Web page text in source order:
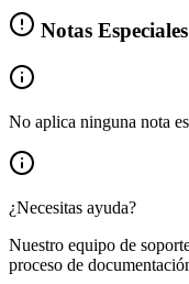
Notas Especiales
No aplica ninguna nota
¿Necesitas ayuda?
Nuestro equipo de
proceso de